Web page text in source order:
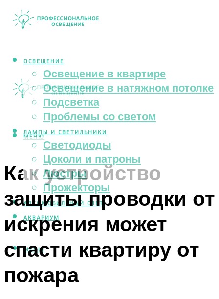
ОСВЕЩЕНИЕ
Освещение в квартире
Освещение в натяжном потолке
Подсветка
Проблемы со светом
ЛАМПЫ И СВЕТИЛЬНИКИ
Светодиоды
Цоколи и патроны
Люстры
Прожекторы
АВТОМОБИЛЬНЫЙ СВЕТ
АКВАРИУМ
МЕНЮ
МЕНЮ
Как устройство
защиты проводки от
искрения может
спасти квартиру от
пожара